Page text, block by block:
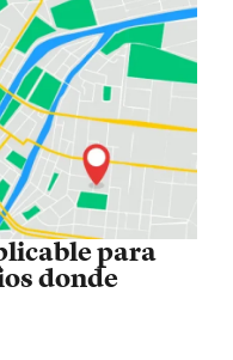
para
donde